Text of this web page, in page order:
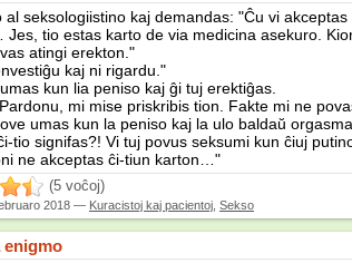
al seksologiistino kaj demandas: "Ĉu vi
tio estas karto de via medicina asekuro.
atingi erekton."
kaj ni rigardu."
kun lia peniso kaj ĝi tuj erektiĝas.
mi mise priskribis tion. Fakte mi ne
umas kun la peniso kaj la ulo baldaŭ
tio signifas?! Vi tuj povus seksumi kun ĉiuj
ne akceptas ĉi-tiun karton…"
(5 voĉoj)
2018 — Kuracistoj kaj pacientoj Sekso
enigmo